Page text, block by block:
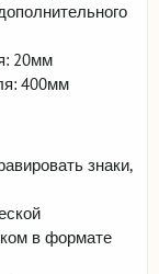
20мм
400мм
знаки,
в формате